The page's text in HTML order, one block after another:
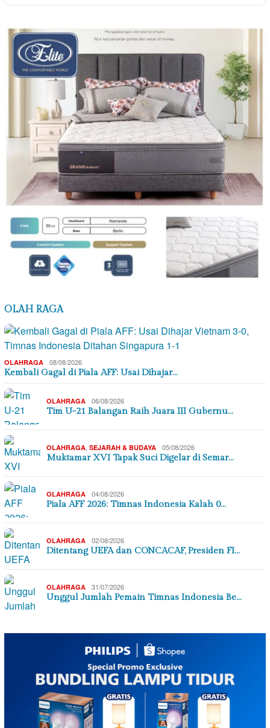
OLAH RAGA
OLAHRAGA 08/08/2026
Kembali Gagal di Piala AFF: Usai Dihajar…
OLAHRAGA 06/08/2026
Tim U-21 Balangan Raih Juara III Gubernu…
OLAHRAGA SEJARAH & BUDAYA 05/08/2026
Muktamar XVI Tapak Suci Digelar di Semar…
OLAHRAGA 04/08/2026
Piala AFF 2026: Timnas Indonesia Kalah 0…
OLAHRAGA 02/08/2026
Ditentang UEFA dan CONCACAF, Presiden FI…
OLAHRAGA 31/07/2026
Unggul Jumlah Pemain Timnas Indonesia Be…